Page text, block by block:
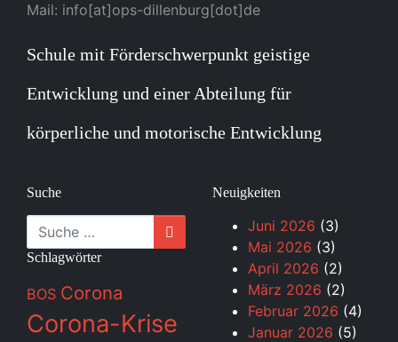
Mail: info[at]ops-dillenburg[dot]de
Schule mit Förderschwerpunkt geistige
Entwicklung und einer Abteilung für
körperliche und motorische Entwicklung
Suche
Suche
Schlagwörter
BOS Corona
Corona-Krise
Neuigkeiten
Juni 2026 (3)
Mai 2026 (3)
April 2026 (2)
März 2026 (2)
Februar 2026 (4)
Januar 2026 (5)